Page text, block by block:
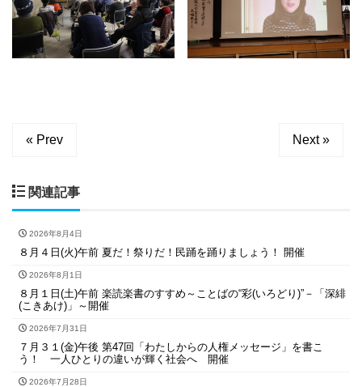
« Prev Next »
関連記事
2026年8月4日
８月４日(火)午前 夏だ！祭りだ！民踊を踊りましょう！ 開催
2026年8月1日
８月１日(土)午前 楽読楽書のすすめ～ことばの“彩(いろどり)”－「深緋
(こきあけ)」～開催
2026年7月31日
７月３１(金)午後 第47回「わたしからの人権メッセージ」を書こ
う！ 一人ひとりの違いが輝く社会へ 開催
2026年7月28日